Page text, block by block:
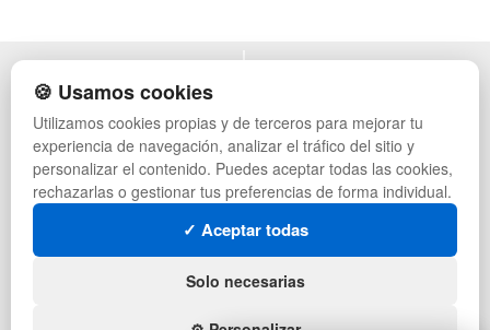
POLÍTICA DE PRIVACIDAD
CONDICIONES DE USO
CAMBIOS Y DEVOLUCIONES
CONTACTO
QUIENES SOMOS
MAPA WEB
PREGUNTAS FRECUENTES
SÍGUENOS:
MUEBLES VINTAGE
MUEBLES HOSTELERÍA
SUMINISTROS HOSTELERÍA
TIENDA DE DEPORTES
LOTES DE NAVIDAD
GESTIÓN DE RESIDUOS
🍪 Usamos cookies
Utilizamos cookies propias y de terceros para mejorar tu
experiencia de navegación, analizar el tráfico del sitio y
personalizar el contenido. Puedes aceptar todas las cookies,
rechazarlas o gestionar tus preferencias de forma individual.
✓ Aceptar todas
Solo necesarias